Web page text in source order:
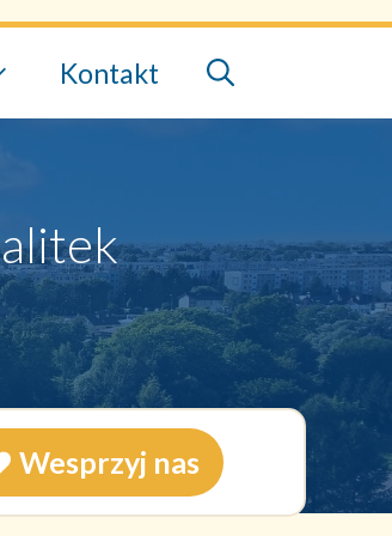
Kontakt
Wesprzyj nas